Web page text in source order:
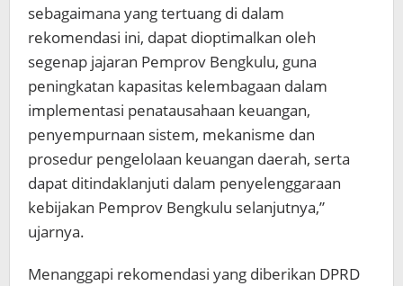
sebagaimana yang tertuang di dalam
rekomendasi ini, dapat dioptimalkan oleh
segenap jajaran Pemprov Bengkulu, guna
peningkatan kapasitas kelembagaan dalam
implementasi penatausahaan keuangan,
penyempurnaan sistem, mekanisme dan
prosedur pengelolaan keuangan daerah, serta
dapat ditindaklanjuti dalam penyelenggaraan
kebijakan Pemprov Bengkulu selanjutnya,”
ujarnya.
Menanggapi rekomendasi yang diberikan DPRD